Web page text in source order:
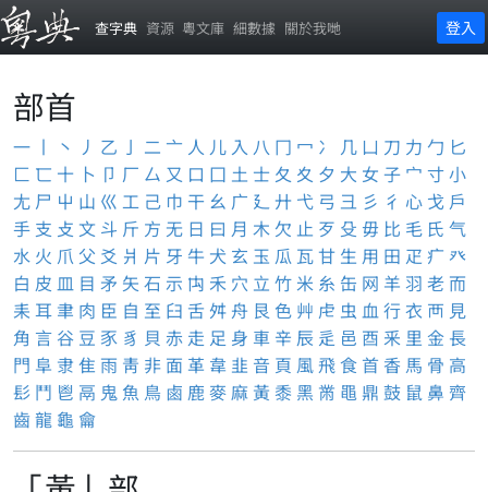
查字典 資源 粵文庫 細數據 關於我哋 登入
部首
一 丨 丶 丿 乙 亅 二 亠 人 儿 入 八 冂 冖 冫 几 凵 刀 力 勹 匕
匚 匸 十 卜 卩 厂 厶 又 口 囗 土 士 夂 夊 夕 大 女 子 宀 寸小
尢 尸 屮 山 巛 工 己 巾 干 幺 广 廴廾 弋 弓 彐 彡 彳 心 戈 戶
手 支 攴 文 斗 斤 方 无 日 曰 月 木欠 止 歹 殳 毋 比 毛 氏 气
水 火 爪 父 爻 爿 片 牙 牛 犬 玄 玉 瓜 瓦甘 生 用 田 疋 疒 癶
白 皮 皿 目 矛 矢 石 示 禸 禾 穴 立 竹米 糸 缶 网 羊 羽 老 而
耒 耳 聿 肉 臣 自 至 臼 舌舛舟 艮 色 艸 虍 虫 血行衣 襾 見
角 言 谷 豆 豕 豸 貝 赤 走 足 身 車 辛 辰 辵 邑 酉 釆 里 金 長
門 阜 隶 隹雨 靑 非 面 革 韋 韭 音 頁 風飛食首 香 馬 骨 高
髟 鬥 鬯 鬲 鬼 魚 鳥 鹵 鹿麥麻 黃 黍 黑 黹 黽鼎 鼓 鼠 鼻 齊
齒龍 龜 龠